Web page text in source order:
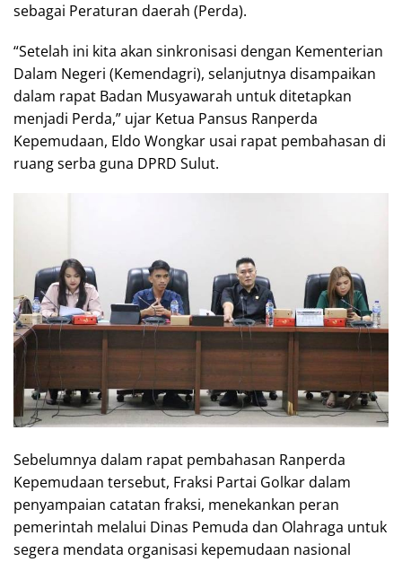
sebagai Peraturan daerah (Perda).
“Setelah ini kita akan sinkronisasi dengan Kementerian
Dalam Negeri (Kemendagri), selanjutnya disampaikan
dalam rapat Badan Musyawarah untuk ditetapkan
menjadi Perda,” ujar Ketua Pansus Ranperda
Kepemudaan, Eldo Wongkar usai rapat pembahasan di
ruang serba guna DPRD Sulut.
Sebelumnya dalam rapat pembahasan Ranperda
Kepemudaan tersebut, Fraksi Partai Golkar dalam
penyampaian catatan fraksi, menekankan peran
pemerintah melalui Dinas Pemuda dan Olahraga untuk
segera mendata organisasi kepemudaan nasional